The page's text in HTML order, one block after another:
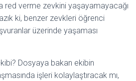
red verme zevkini yaşayamayacağı
ki, benzer zevkleri öğrenci
üzerinde yaşaması
Dosyaya bakan ekibin
işleri kolaylaştıracak mı,